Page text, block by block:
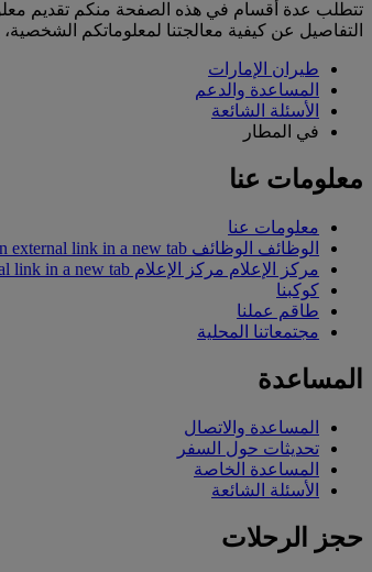
التفاصيل عن كيفية معالجتنا لمعلوماتكم الشخصية،
طيران الإمارات
المساعدة والدعم
الأسئلة الشائعة
في المطار
معلومات عنا
معلومات عنا
الوظائف الوظائف Opens an external link in a new tab
مركز الإعلام مركز الإعلام Opens an external link in a new tab
كوكبنا
طاقم عملنا
مجتمعاتنا المحلية
المساعدة
المساعدة والاتصال
تحديثات حول السفر
المساعدة الخاصة
الأسئلة الشائعة
حجز الرحلات